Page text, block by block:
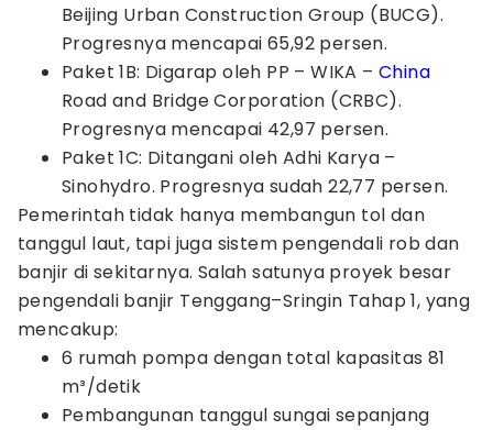
Beijing Urban Construction Group (BUCG).
Progresnya mencapai 65,92 persen.
Paket 1B: Digarap oleh PP – WIKA – China
Road and Bridge Corporation (CRBC).
Progresnya mencapai 42,97 persen.
Paket 1C: Ditangani oleh Adhi Karya –
Sinohydro. Progresnya sudah 22,77 persen.
Pemerintah tidak hanya membangun tol dan
tanggul laut, tapi juga sistem pengendali rob dan
banjir di sekitarnya. Salah satunya proyek besar
pengendali banjir Tenggang–Sringin Tahap 1, yang
mencakup:
6 rumah pompa dengan total kapasitas 81
m³/detik
Pembangunan tanggul sungai sepanjang